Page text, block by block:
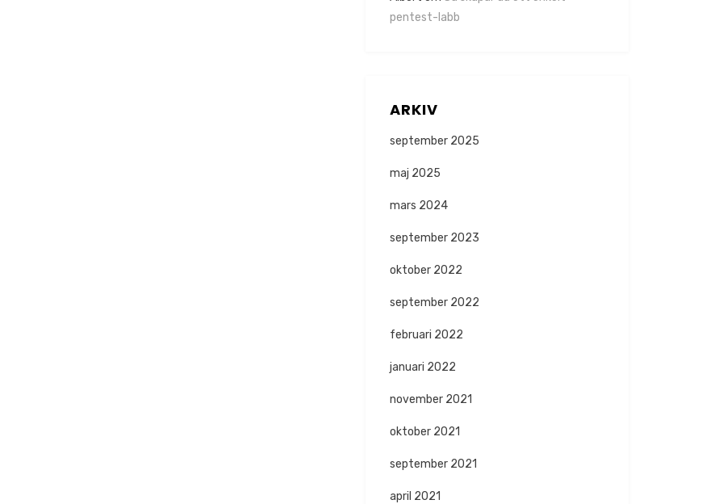
pentest-labb
ARKIV
september 2025
maj 2025
mars 2024
september 2023
oktober 2022
september 2022
februari 2022
januari 2022
november 2021
oktober 2021
september 2021
april 2021